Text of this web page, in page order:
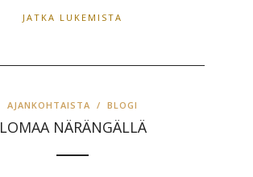
JATKA LUKEMISTA
AJANKOHTAISTA / BLOGI
LOMAA NÄRÄNGÄLLÄ